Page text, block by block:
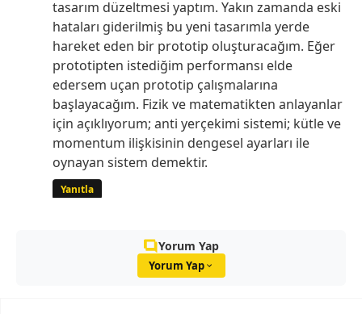
tasarım düzeltmesi yaptım. Yakın zamanda eski
hataları giderilmiş bu yeni tasarımla yerde
hareket eden bir prototip oluşturacağım. Eğer
prototipten istediğim performansı elde
edersem uçan prototip çalışmalarına
başlayacağım. Fizik ve matematikten anlayanlar
için açıklıyorum; anti yerçekimi sistemi; kütle ve
momentum ilişkisinin dengesel ayarları ile
oynayan sistem demektir.
Yanıtla
Yorum Yap
Yorum Yap